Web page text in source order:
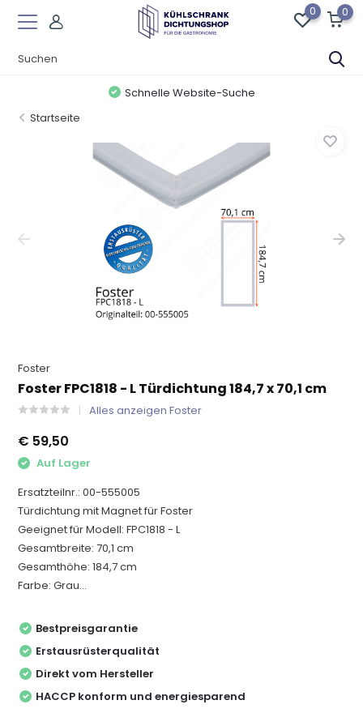
0 0
Schnelle Website-Suche
Startseite
Foster
Foster FPC1818 - L Türdichtung 184,7 x 70,1 cm
Alles anzeigen Foster
€ 59,50
Auf Lager
Ersatzteilnr.: 00-555005
Türdichtung mit Magnet für Foster
Geeignet für Modell: FPC1818 - L
Gesamtbreite: 70,1 cm
Gesamthöhe: 184,7 cm
Farbe: Grau...
Bestpreisgarantie
Erstausrüsterqualität
Direkt vom Hersteller
HACCP konform und energiesparend